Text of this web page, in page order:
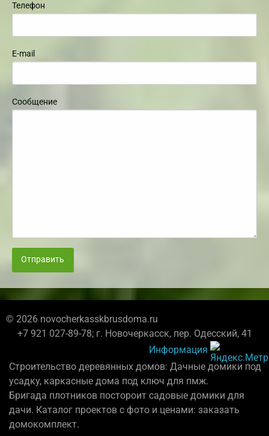
Телефон
E-mail
Сообщение
Отправить
© 2026 novocherkasskbrusdoma.ru
+7 921 027-89-78; г. Новочеркасск, пер. Одесский, 41
Информация
Строительство деревянных домов: Дачные домики под
усадку, каркасные дома под ключ для пмж.
Бригада плотников постороит садовые домики для
дачи. Каталог проектов с фото и ценами: заказать
домокомплект.